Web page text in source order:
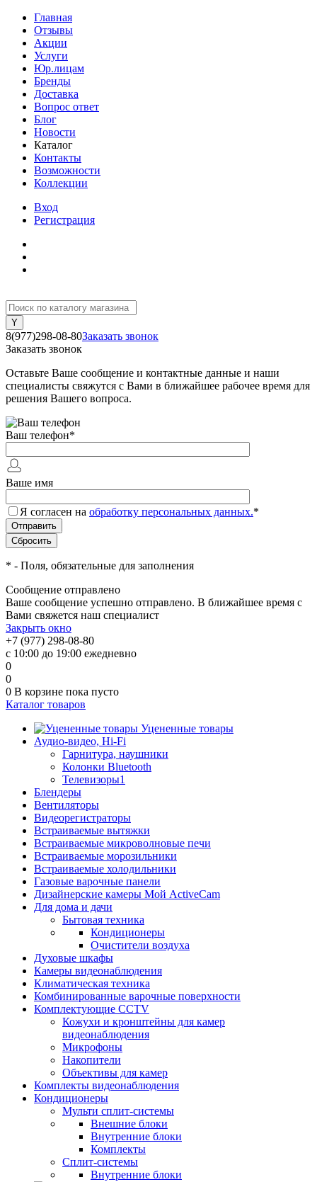
Главная
Отзывы
Акции
Услуги
Юр.лицам
Бренды
Доставка
Вопрос ответ
Блог
Новости
Каталог
Контакты
Возможности
Коллекции
Вход
Регистрация
8(977)298-08-80Заказать звонок
Заказать звонок
Оставьте Ваше сообщение и контактные данные и наши
специалисты свяжутся с Вами в ближайшее рабочее время для
решения Вашего вопроса.
Ваш телефон*
Ваше имя
Я согласен на обработку персональных данных.*
* - Поля, обязательные для заполнения
Сообщение отправлено
Ваше сообщение успешно отправлено. В ближайшее время с
Вами свяжется наш специалист
Закрыть окно
+7 (977) 298-08-80
с 10:00 до 19:00 ежедневно
0
0
0 В корзине пока пусто
Каталог товаров
Уцененные товары
Аудио-видео, Hi-Fi
Гарнитура, наушники
Колонки Bluetooth
Телевизоры1
Блендеры
Вентиляторы
Видеорегистраторы
Встраиваемые вытяжки
Встраиваемые микроволновые печи
Встраиваемые морозильники
Встраиваемые холодильники
Газовые варочные панели
Дизайнерские камеры Мой ActiveCam
Для дома и дачи
Бытовая техника
Кондиционеры
Очистители воздуха
Духовые шкафы
Камеры видеонаблюдения
Климатическая техника
Комбинированные варочные поверхности
Комплектующие CCTV
Кожухи и кронштейны для камер
видеонаблюдения
Микрофоны
Накопители
Объективы для камер
Комплекты видеонаблюдения
Кондиционеры
Мульти сплит-системы
Внешние блоки
Внутренние блоки
Комплекты
Сплит-системы
Внутренние блоки